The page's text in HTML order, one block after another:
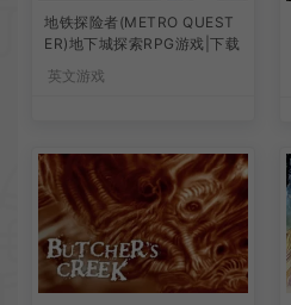
地铁探险者(METRO QUEST
ER)地下城探索RPG游戏|下载
英文游戏